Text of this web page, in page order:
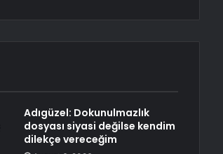
Adıgüzel: Dokunulmazlık
dosyası siyasi değilse kendim
dilekçe vereceğim